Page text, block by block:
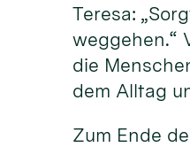
Teresa:
weggehen.“
die
dem Alltag
Zum Ende